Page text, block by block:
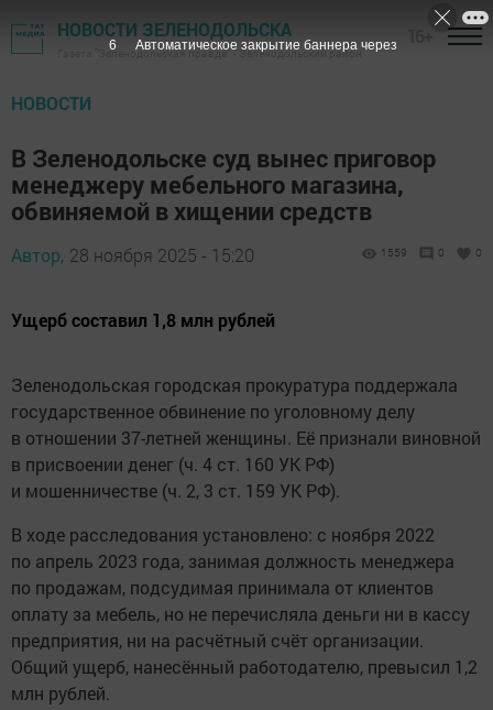
НОВОСТИ ЗЕЛЕНОДОЛЬСКА
Газета "Зеленодольская правда" - Зеленодольский район
НОВОСТИ
В Зеленодольске суд вынес приговор
менеджеру мебельного магазина,
обвиняемой в хищении средств
Автор, 28 ноября 2025 - 15:20 1559 0 0
Ущерб составил 1,8 млн рублей
Зеленодольская городская прокуратура поддержала
государственное обвинение по уголовному делу
в отношении 37-летней женщины. Её признали виновной
в присвоении денег (ч. 4 ст. 160 УК РФ)
и мошенничестве (ч. 2, 3 ст. 159 УК РФ).
В ходе расследования установлено: с ноября 2022
по апрель 2023 года, занимая должность менеджера
по продажам, подсудимая принимала от клиентов
оплату за мебель, но не перечисляла деньги ни в кассу
предприятия, ни на расчётный счёт организации.
Общий ущерб, нанесённый работодателю, превысил 1,2
млн рублей.
5 Автоматическое закрытие баннера через